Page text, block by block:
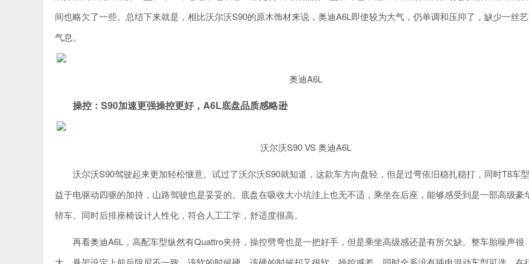
间也略欠了一些。总结下来就是，相比沃尔沃S90的原木饰材来说，奥迪A6L即使较为大气，仍单调和压抑了，缺少一丝
气息。
奥迪A6L
操控：S90加速更强操控更好，A6L底盘品质感略逊
沃尔沃S90 VS 奥迪A6L
沃尔沃S90驾驶起来更加轻松惬意。试过了沃尔沃S90就知道，这款车方向盘轻，但是过弯依旧稳扎稳打，同时T8车
益于电驱动四驱的加持，山路驾驶也是妥妥的。底盘在吸收大小坑洼上也无不适，乘坐在后座，能够感受到是一部高级豪
轿车。同时后排座椅设计人性化，符合人工工学，舒适度很高。
再看奥迪A6L，高配车型纵然有Quattro夹持，操控劈弯也是一把好手，但是乘坐高级感还是有所欠缺。整车胎噪声很